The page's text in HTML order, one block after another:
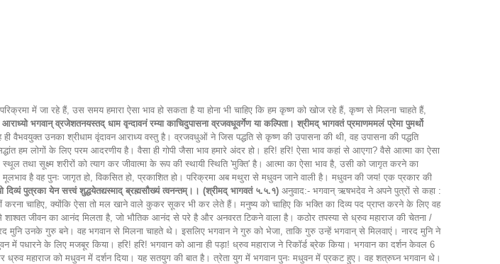
में जा रहे हैं, उस समय हमारा ऐसा भाव हो सकता है या होना भी चाहिए कि हम कृष्ण को खोज रहे हैं, कृष्ण से मिलना चाहते हैं,
आराध्यो भगवान् व्रजेशतनयस्तद् धाम वृन्दावनं रम्या काचिदुपासना व्रजवधूवर्गेण या कल्पिता। श्रीमद् भागवतं प्रमाणममलं प्रेमा पुमर्थो
वैभवयुक्त उनका श्रीधाम वृंदावन आराध्य वस्तु है। व्रजवधुओं ने जिस पद्धति से कृष्ण की उपासना की थी, वह उपासना की पद्धति
हम लोगों के लिए परम आदरणीय है। वैसा ही गोपी जैसा भाव हमारे अंदर हो। हरि! हरि! ऐसा भाव कहां से आएगा? वैसे आत्मा का ऐसा
स्थूल तथा सूक्ष्म शरीरों को त्याग कर जीवात्मा के रूप की स्थायी स्थिति 'मुक्ति' है। आत्मा का ऐसा भाव है, उसी को जागृत करने का
है वह पुनः जागृत हो, विकसित हो, प्रकाशित हो। परिक्रमा अब मथुरा से मधुवन जाने वाली है। मधुवन की जय! एक प्रकार की
दिव्यं पुत्रका येन सत्त्वं शुद्धयेतद्यस्माद् ब्रह्मसौख्यं त्वनन्तम्।। (श्रीमद् भागवतं ५.५.१) अनुवाद:- भगवान् ऋषभदेव ने अपने पुत्रों से कहा :
चाहिए, क्योंकि ऐसा तो मल खाने वाले कुकर सूकर भी कर लेते हैं। मनुष्य को चाहिए कि भक्ति का दिव्य पद प्राप्त करने के लिए वह
जीवन का आनंद मिलता है, जो भौतिक आनंद से परे है और अनवरत टिकने वाला है। कठोर तपस्या से ध्रुव महाराज की चेतना /
मुनि उनके गुरु बने। वह भगवान से मिलना चाहते थे। इसलिए भगवान ने गुरु को भेजा, ताकि गुरु उन्हें भगवान् से मिलवाएं। नारद मुनि ने
पधारने के लिए मजबूर किया। हरि! हरि! भगवान को आना ही पड़ा! ध्रुव महाराज ने रिकॉर्ड ब्रेक किया। भगवान का दर्शन केवल 6
ध्रुव महाराज को मधुवन में दर्शन दिया। यह सतयुग की बात है। त्रेता युग में भगवान पुनः मधुवन में प्रकट हुए। वह शत्रुघ्न भगवान थे।